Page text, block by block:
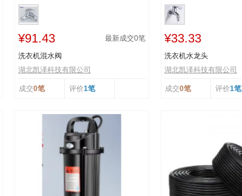
¥91.43 最新成交0笔
洗衣机混水阀
湖北凯泽科技有限公司
成交0笔 评价1笔
¥33.33
洗衣机水龙头
湖北凯泽科技有限公司
成交0笔 评价1笔